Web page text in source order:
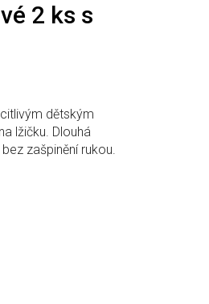
2 ks s
dětským
lžičku. Dlouhá
zašpinění rukou.